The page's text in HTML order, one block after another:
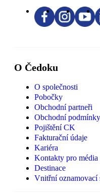
O Čedoku
O společnosti
Pobočky
Obchodní partneři
Obchodní podmínky
Pojištění CK
Fakturační údaje
Kariéra
Kontakty pro média
Destinace
Vnitřní oznamovací